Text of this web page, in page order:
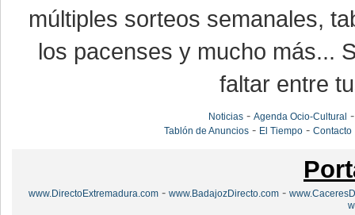
múltiples sorteos semanales,
los pacenses y mucho más...
faltar entre
Noticias -Agenda Ocio-Cultural
Tablón de Anuncios - El Tiempo -Contacto
www.DirectoExtremadura.com - www.BadajozDirecto.com -